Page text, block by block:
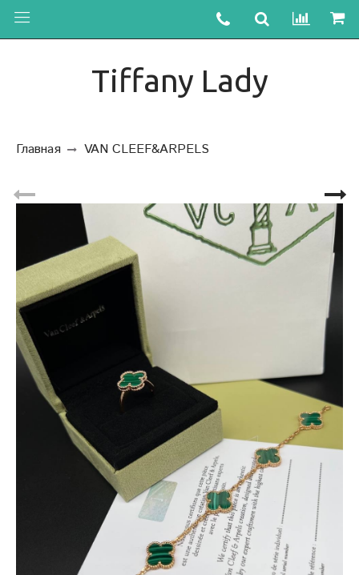
Tiffany Lady
Главная VAN CLEEF&ARPELS